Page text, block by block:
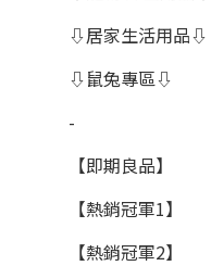
⇩居家生活用品⇩
⇩鼠兔專區⇩
-
【即期良品】
【熱銷冠軍1】
【熱銷冠軍2】